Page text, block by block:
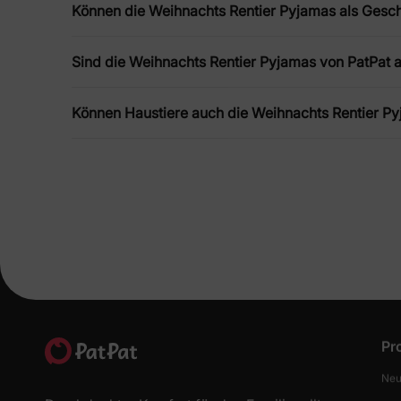
Langlebiger Komfort in Weihnachts-
Die Weihnachts-Rentier-Pyjamas von PatPat
die lebendigen Rentierdrucke auch nach wiederholtem
Vielfalt an Stilen in Weihnachts-
PatPat bietet Weihnachts-Rentier-Pyjamas in
Dunkeln leuchtenden Designs oder Fleece-Pyjamas
Können die Weihnachts Rentier Pyjamas als
Sind die Weihnachts Rentier Pyjamas von PatPat
Können Haustiere auch die Weihnachts Rentier